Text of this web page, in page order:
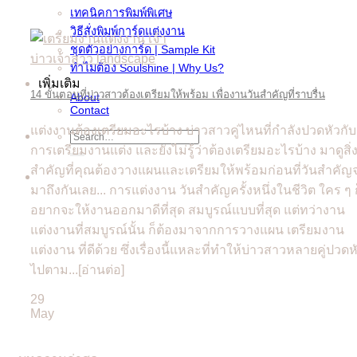
เทคนิคการพิมพ์พิเศษ
วิธีสั่งพิมพ์การ์ดแต่งงาน
ชุดตัวอย่างการ์ด | Sample Kit
ทำไมต้อง Soulshine | Why Us?
เพิ่มเติม
About
Contact
Search
for:
14 ขั้นตอนที่บ่าวสาวต้องเตรียมให้พร้อม เพื่องานวันสำคัญที่ราบรื่น
แต่งงานต้องเตรียมอะไรบ้าง บ่าวสาวคู่ไหนที่กำลังปวดหัวกับ
การเตรียมงานแต่ง และยังไม่รู้ว่าต้องเตรียมอะไรบ้าง มาดูสิ่ง
สำคัญที่คุณต้องวางแผนและเตรียมให้พร้อมก่อนที่วันสำคัญ
มาถึงกันเลย... การแต่งงาน วันสำคัญครั้งหนึ่งในชีวิต ใคร ๆ
อยากจะให้งานออกมาดีที่สุด สมบูรณ์แบบที่สุด แต่ทว่างาน
แต่งงานที่สมบูรณ์นั้น ก็ต้องมาจากการวางแผน เตรียมงาน
แต่งงาน ที่ดีด้วย ซึ่งเรื่องนี้แหละที่ทำให้บ่าวสาวหลายคู่ปวด
ไปตาม...[อ่านต่อ]
29
May